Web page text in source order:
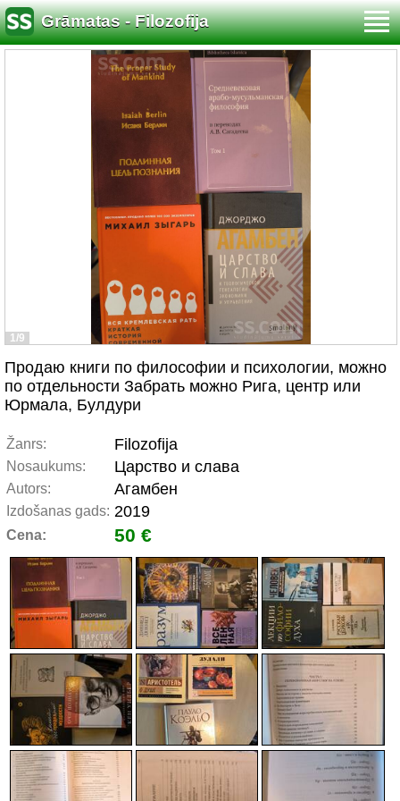
Grāmatas - Filozofija
1/9
Продаю книги по философии и психологии, можно
по отдельности Забрать можно Рига, центр или
Юрмала, Булдури
Žanrs: Filozofija
Nosaukums: Царство и слава
Autors: Агамбен
Izdošanas gads: 2019
Cena: 50 €